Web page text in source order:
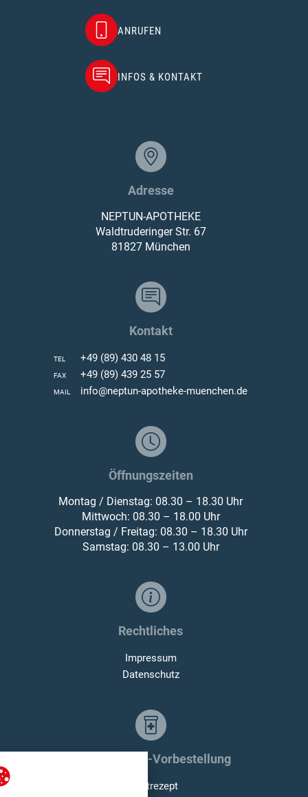
ANRUFEN
INFOS & KONTAKT
Adresse
NEPTUN-APOTHEKE
Waldtruderinger Str. 67
81827 München
Kontakt
TEL +49 (89) 430 48 15
FAX +49 (89) 439 25 57
MAIL info@neptun-apotheke-muenchen.de
Öffnungszeiten
Montag / Dienstag: 08.30 – 18.30 Uhr
Mittwoch: 08.30 – 18.00 Uhr
Donnerstag / Freitag: 08.30 – 18.30 Uhr
Samstag: 08.30 – 13.00 Uhr
Rechtliches
Impressum
Datenschutz
Medikamente-Vorbestellung
Privatrezept